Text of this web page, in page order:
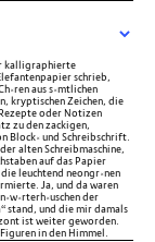
kalligraphierte
schrieb,
aus sämtlichen
kryptischen Zeichen, die
oder Notizen
zu den zackigen,
Block- und Schreibschrift.
alten Schreibmaschine,
auf das Papier
leuchtend neongrünen
Ja, und da waren
wärterhäuschen der
stand, und die mir damals
ist weiter geworden.
in den Himmel.